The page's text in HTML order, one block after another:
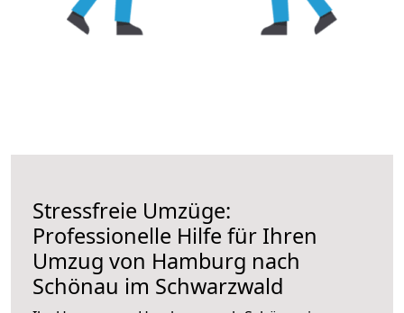
Stressfreie Umzüge:
Professionelle Hilfe für Ihren
Umzug von Hamburg nach
Schönau im Schwarzwald